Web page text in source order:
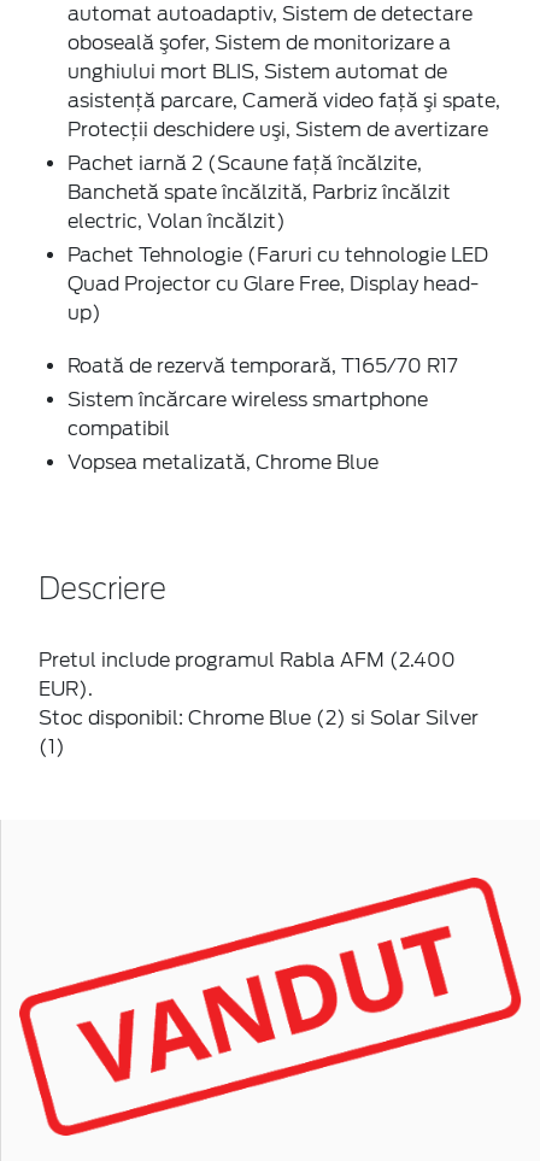
automat autoadaptiv, Sistem de detectare
oboseală şofer, Sistem de monitorizare a
unghiului mort BLIS, Sistem automat de
asistenţă parcare, Cameră video faţă şi spate,
Protecţii deschidere uşi, Sistem de avertizare
Pachet iarnă 2 (Scaune faţă încălzite,
Banchetă spate încălzită, Parbriz încălzit
electric, Volan încălzit)
Pachet Tehnologie (Faruri cu tehnologie LED
Quad Projector cu Glare Free, Display head-
up)
Roată de rezervă temporară, T165/70 R17
Sistem încărcare wireless smartphone
compatibil
Vopsea metalizată, Chrome Blue
Descriere
Pretul include programul Rabla AFM (2.400
EUR).
Stoc disponibil: Chrome Blue (2) si Solar Silver
(1)